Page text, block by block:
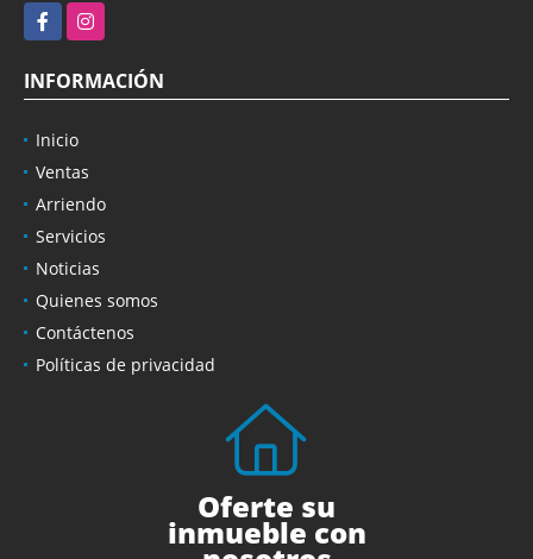
FacebookInstagram
INFORMACIÓN
Inicio
Ventas
Arriendo
Servicios
Noticias
Quienes somos
Contáctenos
Políticas de privacidad
Oferte su
inmueble con